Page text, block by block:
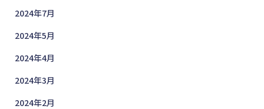
2024年7月
2024年5月
2024年4月
2024年3月
2024年2月